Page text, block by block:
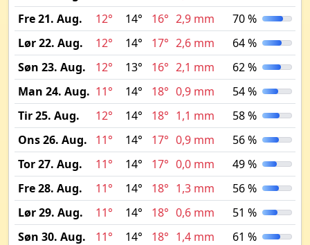
Fre 21. Aug.
12° 14° 16° 2,9 mm
70 %
Lør 22. Aug.
12° 14° 17° 2,6 mm
64 %
Søn 23. Aug.
12° 13° 16° 2,1 mm
62 %
Man 24. Aug. 11° 14° 18° 0,9 mm
54 %
Tir 25. Aug.
12° 14° 18° 1,1 mm
58 %
Ons 26. Aug.
11° 14° 17° 0,9 mm
56 %
Tor 27. Aug.
11° 14° 17° 0,0 mm
49 %
Fre 28. Aug.
11° 14° 18° 1,3 mm
56 %
Lør 29. Aug.
11° 14° 18° 0,6 mm
51 %
Søn 30. Aug.
11° 14° 18° 1,4 mm 61 %